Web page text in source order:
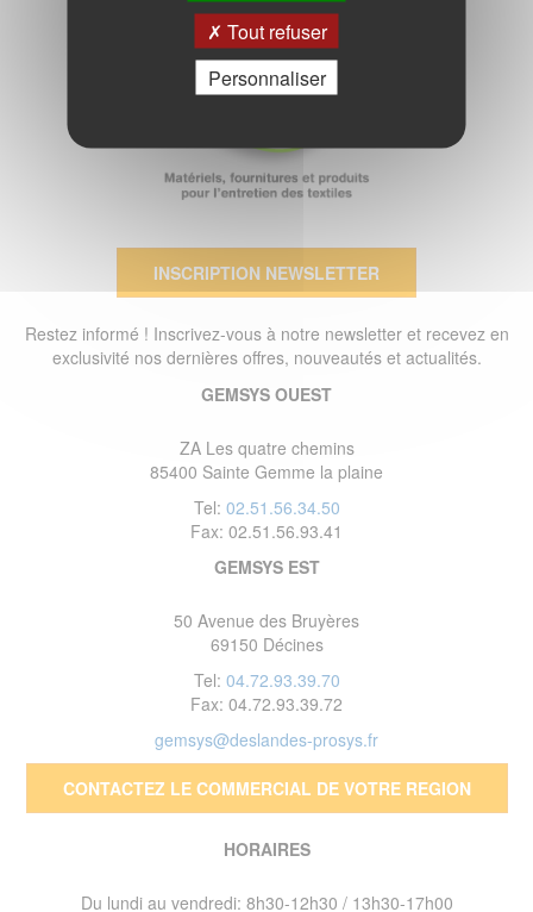
INSCRIPTION NEWSLETTER
Restez informé ! Inscrivez-vous à notre newsletter et recevez en
exclusivité nos dernières offres, nouveautés et actualités.
GEMSYS OUEST
ZA Les quatre chemins
85400 Sainte Gemme la plaine
Tel: 02.51.56.34.50
Fax: 02.51.56.93.41
GEMSYS EST
50 Avenue des Bruyères
69150 Décines
Tel: 04.72.93.39.70
Fax: 04.72.93.39.72
gemsys@deslandes-prosys.fr
CONTACTEZ LE COMMERCIAL DE VOTRE REGION
HORAIRES
Du lundi au vendredi: 8h30-12h30 / 13h30-17h00
Tout refuser
Personnaliser